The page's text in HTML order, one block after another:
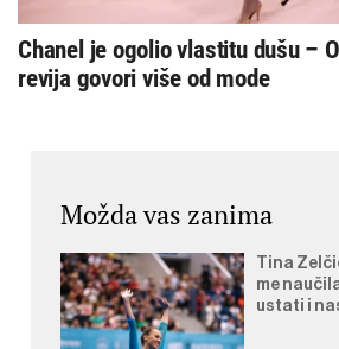
Chanel je ogolio vlastitu dušu –
revija govori više od mode
Možda vas zanima
Tina
me
ustati i